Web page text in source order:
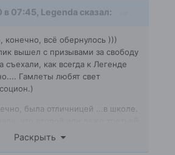
в 07:45, Legenda сказал:
конечно, всё обернулось )))
вышел с призывами за свободу
съехали, как всегда к Легенде
Гамлеты любят свет
была отличницей ...в школе.
Всё, как на духу пишу
Раскрыть